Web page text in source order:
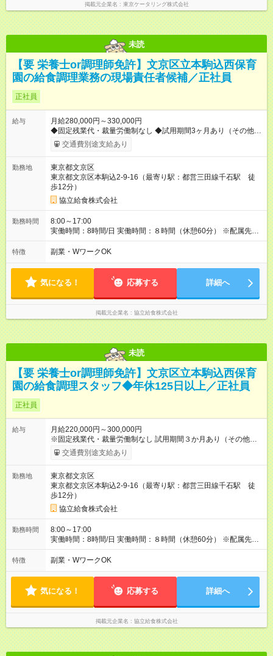
掲載元企業名 東京ケータリング株式会社
未読
【要 栄養士or調理師免許】文京区立本駒込西保育
園の給食調理業務の現場責任者候補／正社員
正社員
給与
月給280,000円～330,000円
◆固定残業代・裁量労働制なし ◆試用期間3ヶ月あり（その他の
雇用条件に変更なし） ◆賞与あり（年2回） ◆交通費支給（社内
規定による） 【試用期間】試用期間あり 試用期間の長さ：3ヶ
交通費別途支給あり
勤務地
東京都文京区
東京都文京区本駒込2-9-16（最寄り駅：都営三田線千石駅 徒
歩12分）
協立給食株式会社
勤務時間
8:00～17:00
実働時間：8時間/日 実働時間：８時間（休憩60分） ※配属先の
事業所により始業時間・終業時間が前後します
特徴 副業・WワークOK
気になる！ 応募する 詳細へ
掲載元企業名 協立給食株式会社
未読
【要 栄養士or調理師免許】文京区立本駒込西保育
園の給食調理スタッフ◆年休125日以上／正社員
正社員
給与
月給220,000円～300,000円
※固定残業代・裁量労働制なし 試用期間３か月あり（その他雇
用条件に変更無し） 賞与あり（年２回） 交通費支給（社内規定
による） 【試用期間】試用期間あり 試用期間の長さ：3ヶ月 雇
交通費別途支給あり
勤務地
東京都文京区
東京都文京区本駒込2-9-16（最寄り駅：都営三田線千石駅 徒
歩12分）
協立給食株式会社
勤務時間
8:00～17:00
実働時間：8時間/日 実働時間：８時間（休憩60分） ※配属先の
事業所により始業時間・終業時間が前後します
特徴 副業・WワークOK
気になる！ 応募する 詳細へ
掲載元企業名 協立給食株式会社